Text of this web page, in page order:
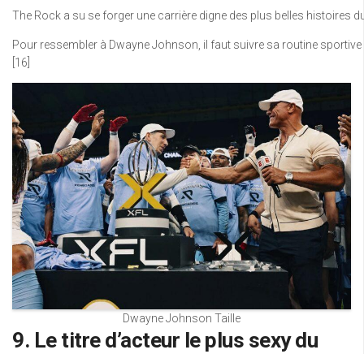
The Rock a su se forger une carrière digne des plus belles histoires
Pour ressembler à Dwayne Johnson, il faut suivre sa routine
[16]
Dwayne Johnson Taille
9. Le titre d’acteur le plus sexy du